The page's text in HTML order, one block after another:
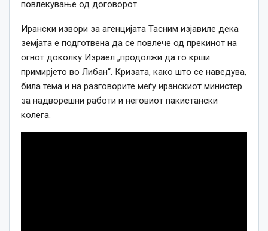
повлекување од договорот.
Ирански извори за агенцијата Тасним изјавиле дека
земјата е подготвена да се повлече од прекинот на
огнот доколку Израел „продолжи да го крши
примирјето во Либан“. Кризата, како што се наведува,
била тема и на разговорите меѓу иранскиот министер
за надворешни работи и неговиот пакистански
колега.